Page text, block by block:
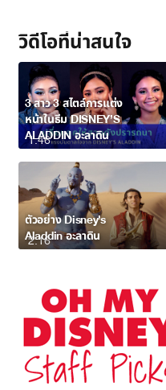
วิดีโอที่น่าสนใจ
1:46
3 สาว 3 สไตล์การแต่ง
หน้าในธีม DISNEY’S
ALADDIN อะลาดิน
2:16
ตัวอย่าง Disney’s
Aladdin อะลาดิน